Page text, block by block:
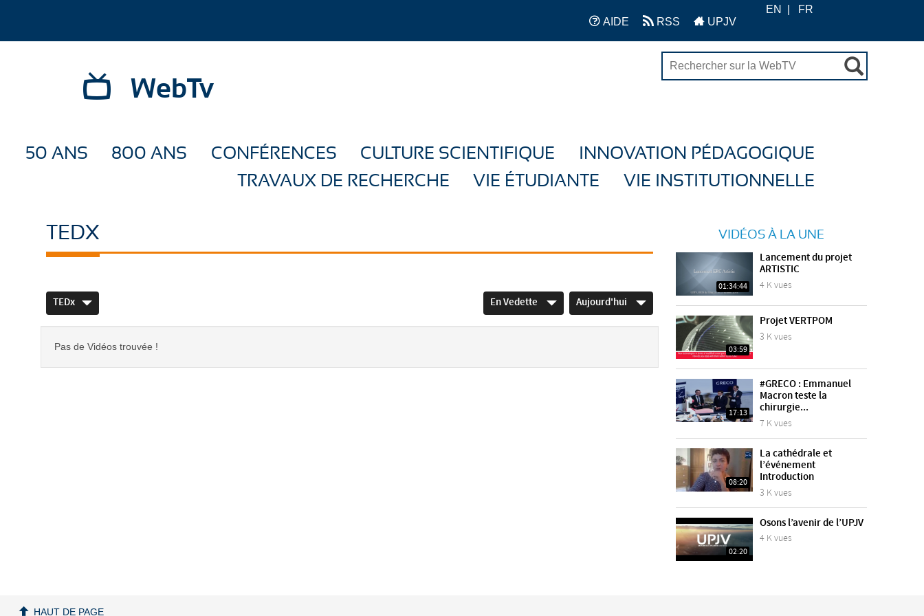
AIDE RSS UPJV
EN FR
WebTv
50 ANS 800 ANS CONFÉRENCES CULTURE SCIENTIFIQUE
INNOVATION PÉDAGOGIQUE
TRAVAUX DE RECHERCHE
VIE ÉTUDIANTE VIE INSTITUTIONNELLE
TEDX
TEDx En Vedette Aujourd'hui
Pas de Vidéos trouvée !
VIDÉOS À LA UNE
01:34:44
Lancement du projet
ARTISTIC
4 K vues
03:59
Projet VERTPOM
3 K vues
17:13
#GRECO : Emmanuel
Macron teste la
chirurgie...
7 K vues
08:20
La cathédrale et
l’événement
Introduction
3 K vues
02:20
Osons l’avenir de l’UPJV
4 K vues
HAUT DE PAGE